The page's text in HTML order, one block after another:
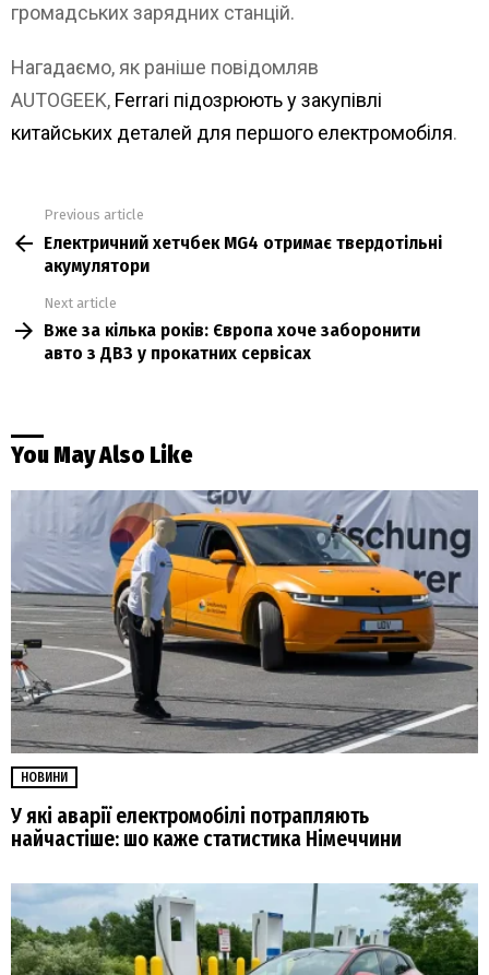
громадських зарядних станцій.
Нагадаємо, як раніше повідомляв
AUTOGEEK, Ferrari підозрюють у закупівлі
китайських деталей для першого електромобіля.
more
Previous article
Електричний хетчбек MG4 отримає твердотільні
акумулятори
Next article
Вже за кілька років: Європа хоче заборонити
авто з ДВЗ у прокатних сервісах
You May Also Like
НОВИНИ
У які аварії електромобілі потрапляють
найчастіше: шо каже статистика Німеччини